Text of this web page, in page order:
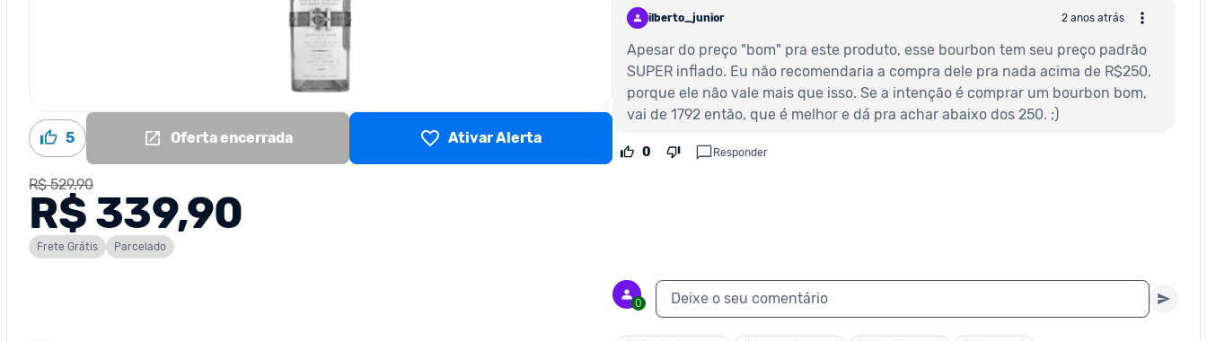
5 Oferta encerrada Ativar Alerta
R$ 529,90
R$ 339,90
Frete Grátis Parcelado
ilberto_junior 2 anos atrás
Apesar do preço "bom" pra este produto, esse bourbon tem seu preço padrão
SUPER inflado. Eu não recomendaria a compra dele pra nada acima de R$250,
porque ele não vale mais que isso. Se a intenção é comprar um bourbon bom,
vai de 1792 então, que é melhor e dá pra achar abaixo dos 250. ;)
0 Responder
0 Deixe o seu comentário